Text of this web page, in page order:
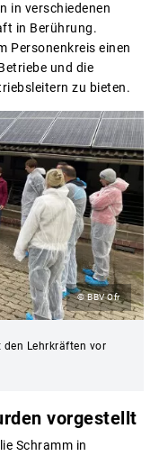
in verschiedenen
in Berührung.
Personenkreis einen
und die
zu bieten.
© BBV Ofr
den Lehrkräften vor
vorgestellt
Schramm in